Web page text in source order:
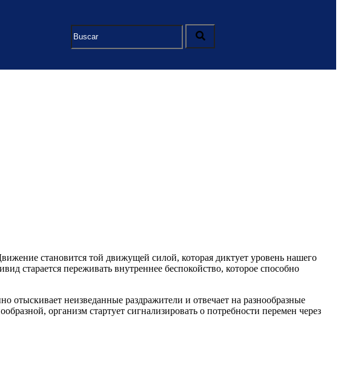
становится той движущей силой, которая диктует уровень нашего
старается переживать внутреннее беспокойство, которое способно
отыскивает неизведанные раздражители и отвечает на разнообразные
организм стартует сигнализировать о потребности перемен через